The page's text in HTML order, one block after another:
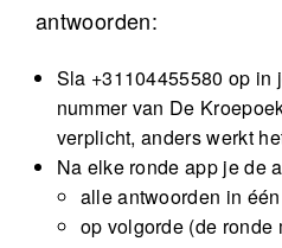
antwoorden:
Sla +31104455580 op in
nummer van De
verplicht, anders werkt
Na elke ronde app je de
alle antwoorden in
op volgorde (de ronde